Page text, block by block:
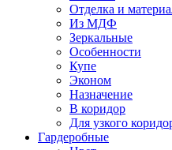
Отделка и
Из МДФ
Зеркальные
Особенности
Купе
Эконом
Назначение
В коридор
Для узкого
Гардеробные